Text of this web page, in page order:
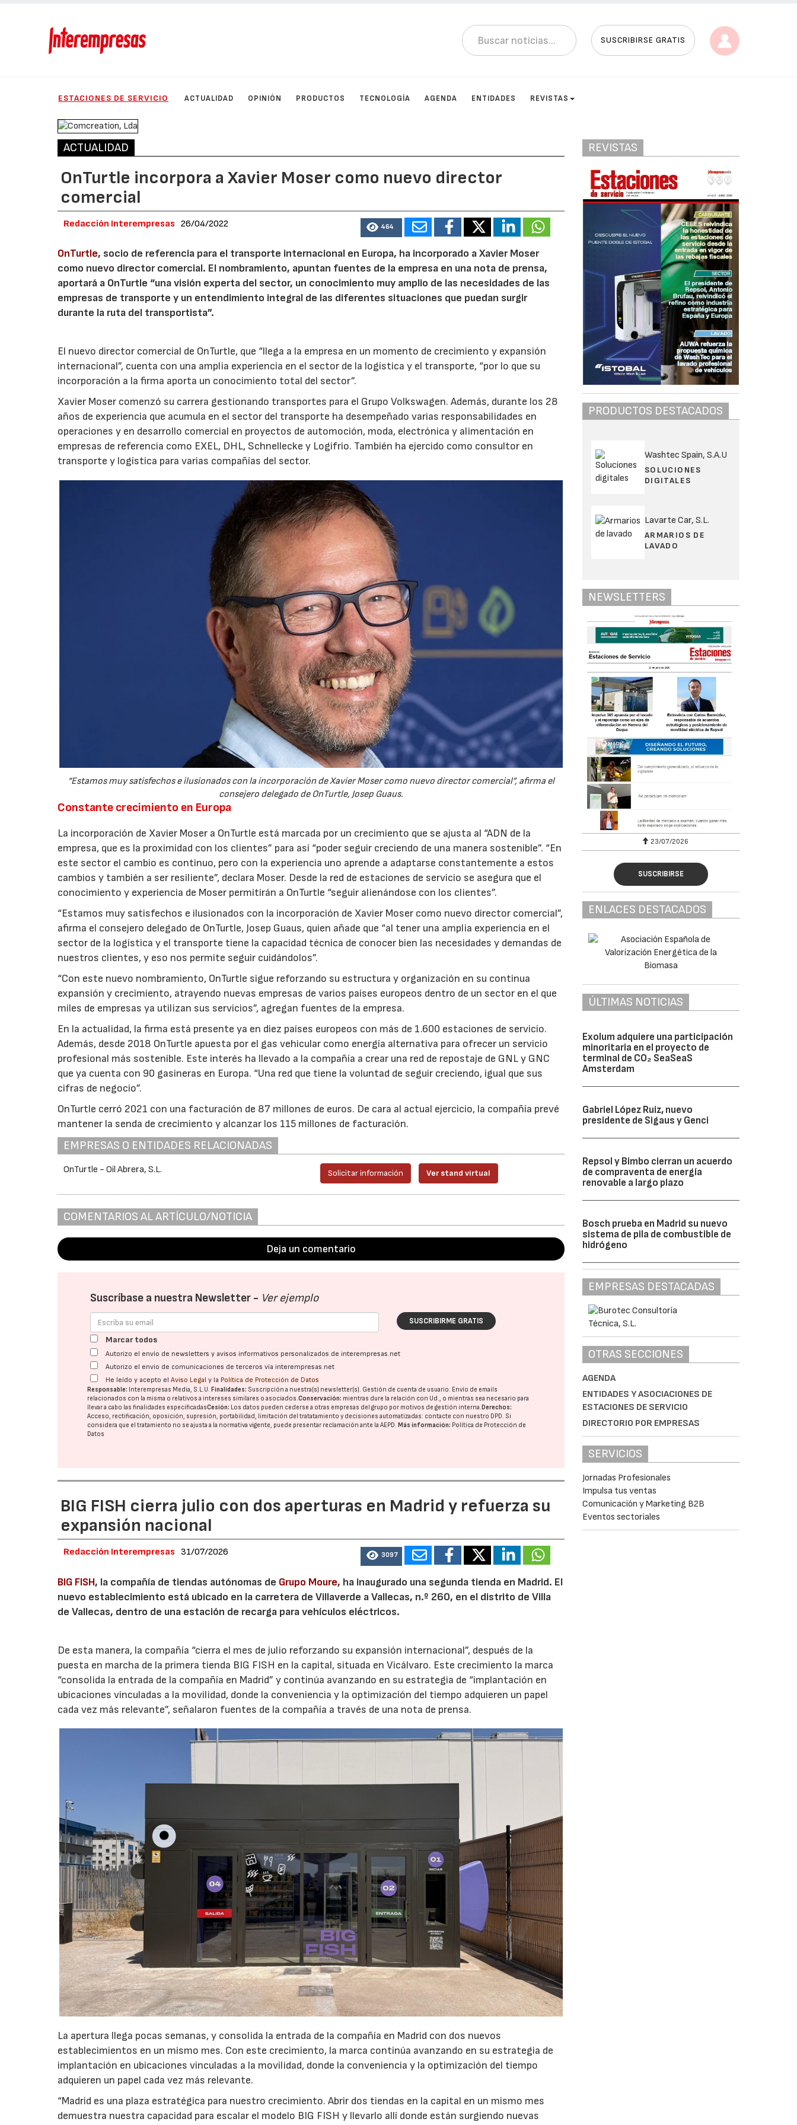
SUSCRIBIRSE GRATIS
ESTACIONES DE SERVICIO ACTUALIDAD OPINIÓN PRODUCTOS TECNOLOGÍA AGENDA ENTIDADES REVISTAS
ACTUALIDAD
OnTurtle incorpora a Xavier Moser como nuevo director
comercial
Redacción Interempresas 26/04/2022 464
OnTurtle, socio de referencia para el transporte internacional en Europa, ha incorporado a Xavier Moser
como nuevo director comercial. El nombramiento, apuntan fuentes de la empresa en una nota de prensa,
aportará a OnTurtle “una visión experta del sector, un conocimiento muy amplio de las necesidades de las
empresas de transporte y un entendimiento integral de las diferentes situaciones que puedan surgir
durante la ruta del transportista”.
El nuevo director comercial de OnTurtle, que “llega a la empresa en un momento de crecimiento y expansión
internacional”, cuenta con una amplia experiencia en el sector de la logística y el transporte, “por lo que su
incorporación a la firma aporta un conocimiento total del sector”.
Xavier Moser comenzó su carrera gestionando transportes para el Grupo Volkswagen. Además, durante los 28
años de experiencia que acumula en el sector del transporte ha desempeñado varias responsabilidades en
operaciones y en desarrollo comercial en proyectos de automoción, moda, electrónica y alimentación en
empresas de referencia como EXEL, DHL, Schnellecke y Logifrio. También ha ejercido como consultor en
transporte y logística para varias compañías del sector.
“Estamos muy satisfechos e ilusionados con la incorporación de Xavier Moser como nuevo director comercial”, afirma el
consejero delegado de OnTurtle, Josep Guaus.
Constante crecimiento en Europa
La incorporación de Xavier Moser a OnTurtle está marcada por un crecimiento que se ajusta al “ADN de la
empresa, que es la proximidad con los clientes” para así “poder seguir creciendo de una manera sostenible”. “En
este sector el cambio es continuo, pero con la experiencia uno aprende a adaptarse constantemente a estos
cambios y también a ser resiliente”, declara Moser. Desde la red de estaciones de servicio se asegura que el
conocimiento y experiencia de Moser permitirán a OnTurtle “seguir alienándose con los clientes”.
“Estamos muy satisfechos e ilusionados con la incorporación de Xavier Moser como nuevo director comercial”,
afirma el consejero delegado de OnTurtle, Josep Guaus, quien añade que “al tener una amplia experiencia en el
sector de la logística y el transporte tiene la capacidad técnica de conocer bien las necesidades y demandas de
nuestros clientes, y eso nos permite seguir cuidándolos”.
“Con este nuevo nombramiento, OnTurtle sigue reforzando su estructura y organización en su continua
expansión y crecimiento, atrayendo nuevas empresas de varios países europeos dentro de un sector en el que
miles de empresas ya utilizan sus servicios”, agregan fuentes de la empresa.
En la actualidad, la firma está presente ya en diez países europeos con más de 1.600 estaciones de servicio.
Además, desde 2018 OnTurtle apuesta por el gas vehicular como energía alternativa para ofrecer un servicio
profesional más sostenible. Este interés ha llevado a la compañía a crear una red de repostaje de GNL y GNC
que ya cuenta con 90 gasineras en Europa. “Una red que tiene la voluntad de seguir creciendo, igual que sus
cifras de negocio”.
OnTurtle cerró 2021 con una facturación de 87 millones de euros. De cara al actual ejercicio, la compañía prevé
mantener la senda de crecimiento y alcanzar los 115 millones de facturación.
EMPRESAS O ENTIDADES RELACIONADAS
OnTurtle - Oil Abrera, S.L. Solicitar información Ver stand virtual
COMENTARIOS AL ARTÍCULO/NOTICIA
Deja un comentario
Suscríbase a nuestra Newsletter - Ver ejemplo
SUSCRIBIRME GRATIS
Marcar todos
Autorizo el envío de newsletters y avisos informativos personalizados de interempresas.net
Autorizo el envío de comunicaciones de terceros vía interempresas.net
He leído y acepto elAviso Legal y la Política de Protección de Datos
Responsable: Interempresas Media, S.L.U. Finalidades: Suscripción a nuestra(s) newsletter(s). Gestión de cuenta de usuario. Envío de emails
relacionados con la misma o relativos a intereses similares o asociados.Conservación: mientras dure la relación con Ud., o mientras sea necesario para
llevar a cabo las finalidades especificadasCesión: Los datos pueden cederse a otras empresas del grupo por motivos de gestión interna. Derechos:
Acceso, rectificación, oposición, supresión, portabilidad, limitación del tratatamiento y decisiones automatizadas: contacte con nuestro DPD. Si
considera que el tratamiento no se ajusta a la normativa vigente, puede presentar reclamación ante laAEPD. Más información: Política de Protección de
Datos
BIG FISH cierra julio con dos aperturas en Madrid y refuerza su
expansión nacional
Redacción Interempresas 31/07/2026 3097
BIG FISH, la compañía de tiendas autónomas de Grupo Moure, ha inaugurado una segunda tienda en Madrid. El
nuevo establecimiento está ubicado en la carretera de Villaverde a Vallecas, n.º 260, en el distrito de Villa
de Vallecas, dentro de una estación de recarga para vehículos eléctricos.
De esta manera, la compañía “cierra el mes de julio reforzando su expansión internacional”, después de la
puesta en marcha de la primera tienda BIG FISH en la capital, situada en Vicálvaro. Este crecimiento la marca
“consolida la entrada de la compañía en Madrid” y continúa avanzando en su estrategia de “implantación en
ubicaciones vinculadas a la movilidad, donde la conveniencia y la optimización del tiempo adquieren un papel
cada vez más relevante”, señalaron fuentes de la compañía a través de una nota de prensa.
La apertura llega pocas semanas, y consolida la entrada de la compañía en Madrid con dos nuevos
establecimientos en un mismo mes. Con este crecimiento, la marca continúa avanzando en su estrategia de
implantación en ubicaciones vinculadas a la movilidad, donde la conveniencia y la optimización del tiempo
adquieren un papel cada vez más relevante.
“Madrid es una plaza estratégica para nuestro crecimiento. Abrir dos tiendas en la capital en un mismo mes
demuestra nuestra capacidad para escalar el modelo BIG FISH y llevarlo allí donde están surgiendo nuevas
REVISTAS
PRODUCTOS DESTACADOS
Washtec Spain, S.A.U
SOLUCIONES
DIGITALES
Lavarte Car, S.L.
ARMARIOS DE
LAVADO
NEWSLETTERS
23/07/2026
SUSCRIBIRSE
ENLACES DESTACADOS
ÚLTIMAS NOTICIAS
Exolum adquiere una participación
minoritaria en el proyecto de
terminal de CO₂ SeaSeaS
Amsterdam
Gabriel López Ruiz, nuevo
presidente de Sigaus y Genci
Repsol y Bimbo cierran un acuerdo
de compraventa de energía
renovable a largo plazo
Bosch prueba en Madrid su nuevo
sistema de pila de combustible de
hidrógeno
EMPRESAS DESTACADAS
OTRAS SECCIONES
AGENDA
ENTIDADES Y ASOCIACIONES DE
ESTACIONES DE SERVICIO
DIRECTORIO POR EMPRESAS
SERVICIOS
Jornadas Profesionales
Impulsa tus ventas
Comunicación y Marketing B2B
Eventos sectoriales